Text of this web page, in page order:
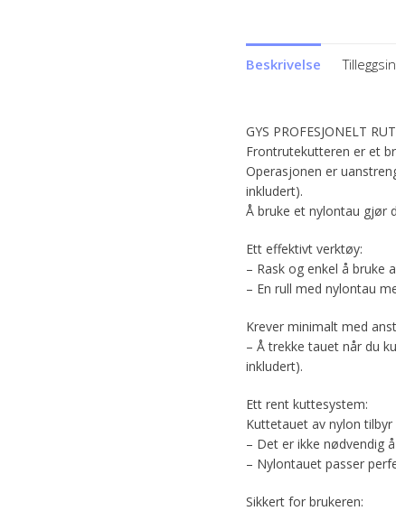
Beskrivelse
GYS PROFESJONELT
Frontrutekutteren er et
Operasjonen er
inkludert).
Å bruke et nylontau gjør
Ett effektivt verktøy:
– Rask og enkel å bruke
– En rull med nylontau
Krever minimalt med
– Å trekke tauet når du
inkludert).
Ett rent kuttesystem:
Kuttetauet av nylon
– Det er ikke nødvendig
– Nylontauet passer
Sikkert for brukeren: